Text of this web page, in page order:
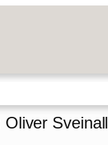
Oliver Sveinall